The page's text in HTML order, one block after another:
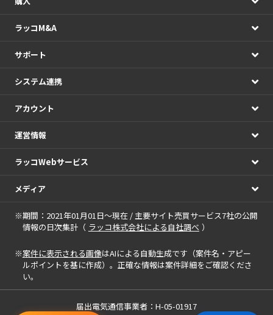
ラッコM&A
サポート
システム連携
アカウント
運営情報
ラッコWebサービス
メディア
※期間：2021年01月01日～現在 / 主要サイト売買サービス7社の公開
情報の日次集計（ ラッコ株式会社による自社調べ ）
※案件に表示される画像はAIによる自動生成です（案件名・アピー
ルポイントを基に作成）。正確な情報は案件詳細をご確認くださ
い。
届出電気通信事業者：H-05-01917